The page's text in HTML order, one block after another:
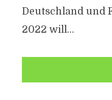
Deutschland und
2022 will...